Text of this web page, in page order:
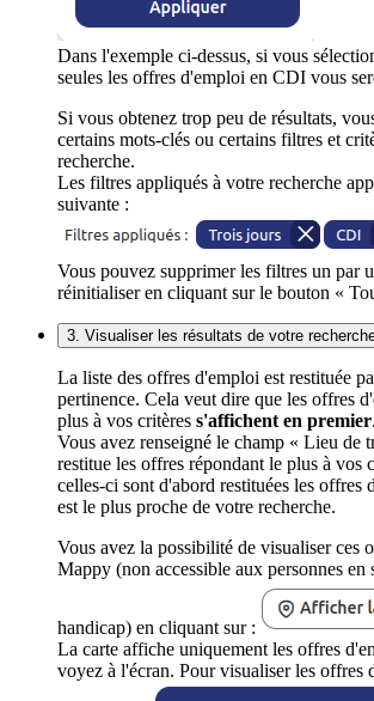
Dans l'exemple ci-dessus, si vous
seules les offres d'emploi en CDI vous
Si vous obtenez trop peu de résultats,
certains mots-clés ou certains filtres et
recherche.
Les filtres appliqués à votre recherche
suivante :
Vous pouvez supprimer les filtres un par
réinitialiser en cliquant sur le bouton «
3. Visualiser les résultats de votre
La liste des offres d'emploi est restituée
pertinence. Cela veut dire que les offres
plus à vos critères s'affichent en premier.
Vous avez renseigné le champ « Lieu de
restitue les offres répondant le plus à vos
celles-ci sont d'abord restituées les offres
est le plus proche de votre recherche.
Vous avez la possibilité de visualiser ces
Mappy (non accessible aux personnes en
handicap) en cliquant sur :
La carte affiche uniquement les offres
voyez à l'écran. Pour visualiser les offres